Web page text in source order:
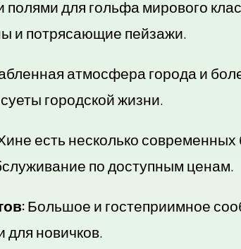
для гольфа мирового
и потрясающие пейзажи.
атмосфера города и
городской жизни.
есть несколько
по доступным ценам.
Большое и гостеприимное
для новичков.